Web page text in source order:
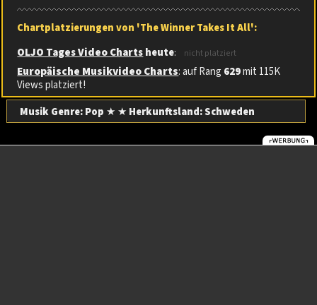
Chartplatzierungen von 'The Winner Takes It All':
OLJO Tages Video Chartsheute: nicht platziert
Europäische Musikvideo Charts: auf Rang 629mit 115K
Views platziert!
Musik Genre: Pop ★ ★ Herkunftsland:Schweden